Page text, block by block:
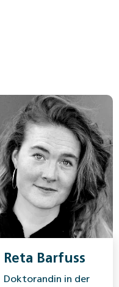
Reta Barfuss
Doktorandin in der